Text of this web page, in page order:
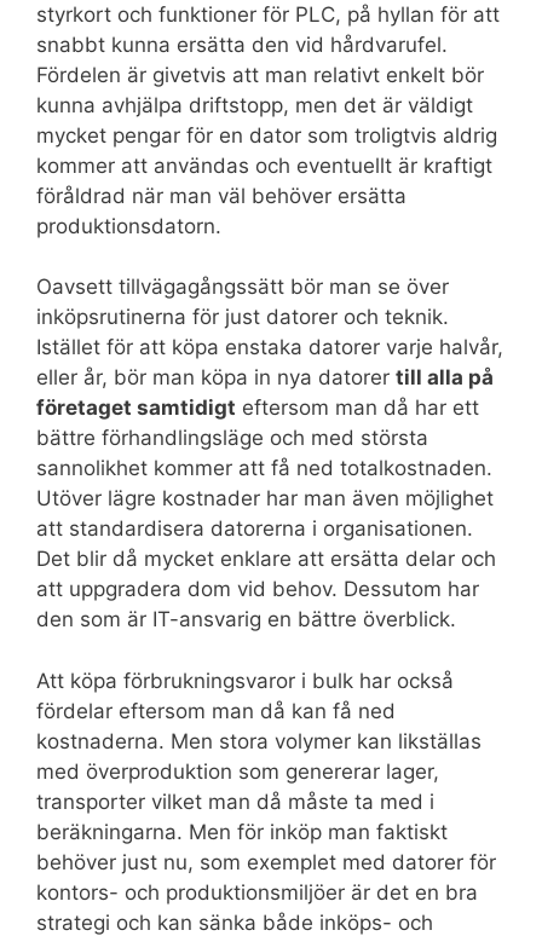
styrkort och funktioner för PLC, på hyllan för att
snabbt kunna ersätta den vid hårdvarufel.
Fördelen är givetvis att man relativt enkelt bör
kunna avhjälpa driftstopp, men det är väldigt
mycket pengar för en dator som troligtvis aldrig
kommer att användas och eventuellt är kraftigt
föråldrad när man väl behöver ersätta
produktionsdatorn.
Oavsett tillvägagångssätt bör man se över
inköpsrutinerna för just datorer och teknik.
Istället för att köpa enstaka datorer varje halvår,
eller år, bör man köpa in nya datorer till alla på
företaget samtidigt eftersom man då har ett
bättre förhandlingsläge och med största
sannolikhet kommer att få ned totalkostnaden.
Utöver lägre kostnader har man även möjlighet
att standardisera datorerna i organisationen.
Det blir då mycket enklare att ersätta delar och
att uppgradera dom vid behov. Dessutom har
den som är IT-ansvarig en bättre överblick.
Att köpa förbrukningsvaror i bulk har också
fördelar eftersom man då kan få ned
kostnaderna. Men stora volymer kan likställas
med överproduktion som genererar lager,
transporter vilket man då måste ta med i
beräkningarna. Men för inköp man faktiskt
behöver just nu, som exemplet med datorer för
kontors- och produktionsmiljöer är det en bra
strategi och kan sänka både inköps- och